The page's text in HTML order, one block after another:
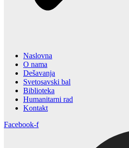
Naslovna
O nama
Dešavanja
Svetosavski bal
Biblioteka
Humanitarni rad
Kontakt
Facebook-f